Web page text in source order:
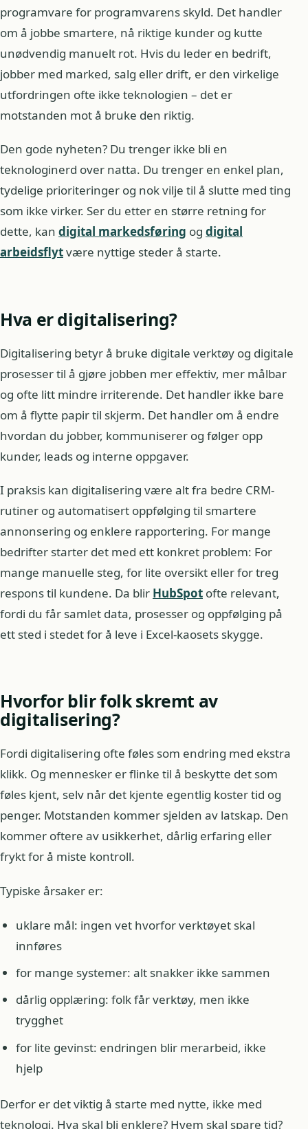
programvare for programvarens skyld. Det handler
om å jobbe smartere, nå riktige kunder og kutte
unødvendig manuelt rot. Hvis du leder en bedrift,
jobber med marked, salg eller drift, er den virkelige
utfordringen ofte ikke teknologien – det er
motstanden mot å bruke den riktig.
Den gode nyheten? Du trenger ikke bli en
teknologinerd over natta. Du trenger en enkel plan,
tydelige prioriteringer og nok vilje til å slutte med ting
som ikke virker. Ser du etter en større retning for
dette, kan digital markedsføring og digital
arbeidsflytvære nyttige steder å starte.
Hva er digitalisering?
Digitalisering betyr å bruke digitale verktøy og digitale
prosesser til å gjøre jobben mer effektiv, mer målbar
og ofte litt mindre irriterende. Det handler ikke bare
om å flytte papir til skjerm. Det handler om å endre
hvordan du jobber, kommuniserer og følger opp
kunder, leads og interne oppgaver.
I praksis kan digitalisering være alt fra bedre CRM-
rutiner og automatisert oppfølging til smartere
annonsering og enklere rapportering. For mange
bedrifter starter det med ett konkret problem: For
mange manuelle steg, for lite oversikt eller for treg
respons til kundene. Da blir HubSpot ofte relevant,
fordi du får samlet data, prosesser og oppfølging på
ett sted i stedet for å leve i Excel-kaosets skygge.
Hvorfor blir folk skremt av
digitalisering?
Fordi digitalisering ofte føles som endring med ekstra
klikk. Og mennesker er flinke til å beskytte det som
føles kjent, selv når det kjente egentlig koster tid og
penger. Motstanden kommer sjelden av latskap. Den
kommer oftere av usikkerhet, dårlig erfaring eller
frykt for å miste kontroll.
Typiske årsaker er:
uklare mål: ingen vet hvorfor verktøyet skal
innføres
for mange systemer: alt snakker ikke sammen
dårlig opplæring: folk får verktøy, men ikke
trygghet
for lite gevinst: endringen blir merarbeid, ikke
hjelp
Derfor er det viktig å starte med nytte, ikke med
teknologi. Hva skal bli enklere? Hvem skal spare tid?